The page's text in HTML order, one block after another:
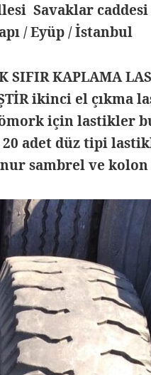
Savaklar
/ Eyüp / İstanbul
SIFIR KAPLAMA
ikinci el çıkma
için lastikler
adet düz tipi
sambrel ve